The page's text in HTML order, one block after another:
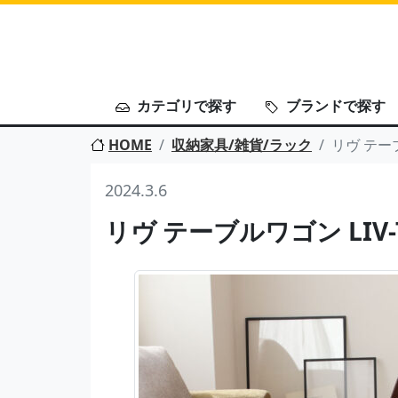
カテゴリで探す
ブランドで探す
HOME
収納家具/雑貨/ラック リヴ テ
2024.3.6
リヴ テーブルワゴン